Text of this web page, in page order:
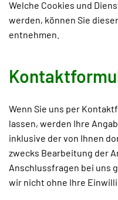
Welche Cookies und
werden, können Sie
entnehmen.
Wenn Sie uns per
lassen, werden Ihre
inklusive der von Ihnen
zwecks Bearbeitung der
Anschlussfragen bei uns
wir nicht ohne Ihre